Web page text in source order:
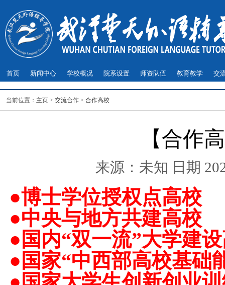
首页 新闻中心 学校概况 院系设置 师资队伍 教育教学 交
当前位置： 主页 > 交流合作 > 合作高校
【合作
来源：未知 日期
●博士学位授权点高校
●中央与地方共建高校
● 国内“双一流”大学建
● 国家“中西部高校基础